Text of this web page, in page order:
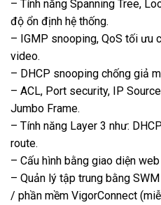
– Tính năng Spanning Tree,
độ ổn định hệ thống.
– IGMP snooping, QoS tối ưu
video.
– DHCP snooping chống giả
– ACL, Port security, IP
Jumbo Frame.
– Tính năng Layer 3 như:
route.
– Cấu hình bằng giao diện
– Quản lý tập trung bằng
/ phần mềm VigorConnect